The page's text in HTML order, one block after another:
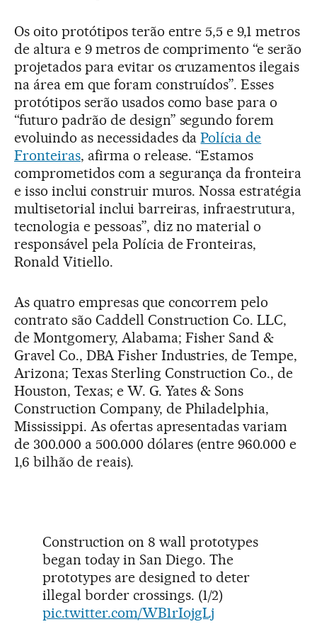
Os oito protótipos terão entre 5,5 e 9,1 metros
de altura e 9 metros de comprimento “e serão
projetados para evitar os cruzamentos ilegais
na área em que foram construídos”. Esses
protótipos serão usados como base para o
“futuro padrão de design” segundo forem
evoluindo as necessidades daPolícia de
Fronteiras, afirma o release. “Estamos
comprometidos com a segurança da fronteira
e isso inclui construir muros. Nossa estratégia
multisetorial inclui barreiras, infraestrutura,
tecnologia e pessoas”, diz no material o
responsável pela Polícia de Fronteiras,
Ronald Vitiello.
As quatro empresas que concorrem pelo
contrato são Caddell Construction Co. LLC,
de Montgomery, Alabama; Fisher Sand &
Gravel Co., DBA Fisher Industries, de Tempe,
Arizona; Texas Sterling Construction Co., de
Houston, Texas; e W. G. Yates & Sons
Construction Company, de Philadelphia,
Mississippi. As ofertas apresentadas variam
de 300.000 a 500.000 dólares (entre 960.000 e
1,6 bilhão de reais).
Construction on 8 wall prototypes
began today in San Diego. The
prototypes are designed to deter
illegal border crossings. (1/2)
pic.twitter.com/WB1rIojgLj